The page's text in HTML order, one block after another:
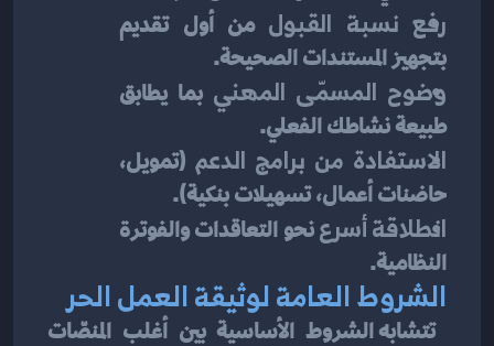
رفع نسبة القبول
بتجهيز المستندات الصحيحة.
وضوح المسمّى المهني
طبيعة نشاطك الفعلي.
الاستفادة من برامج الدعم
حاضنات أعمال، تسهيلات بنكية).
انطلاقة أسرع
النظامية.
الشروط العامة لوثيقة العمل الحر